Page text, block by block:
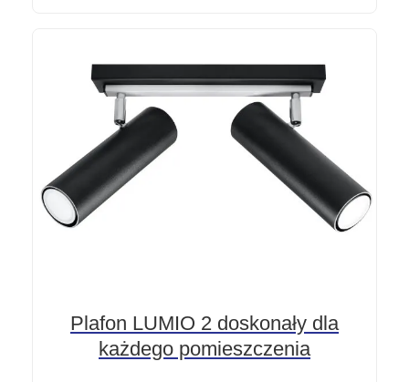
Plafon LUMIO 2 doskonały dla
każdego pomieszczenia